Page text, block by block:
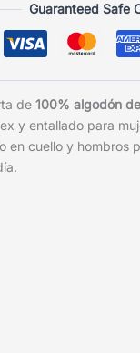
Guaranteed Safe
de 100% algodón
y entallado para
en cuello y hombros